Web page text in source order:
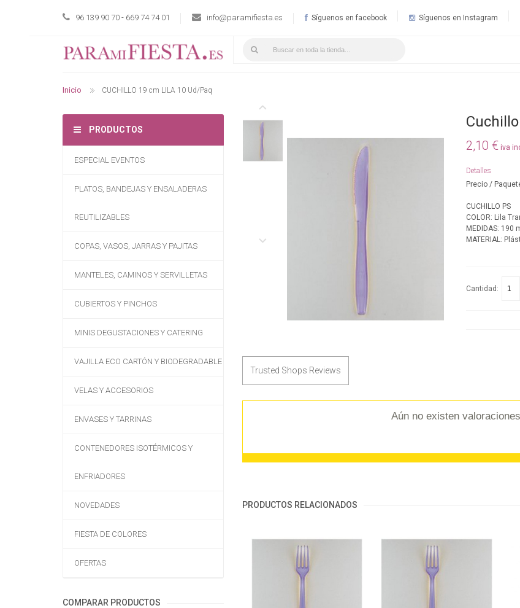
96 139 90 70 - 669 74 74 01 info@paramifiesta.es Síguenos en facebook Síguenos en Instagram
Inicio CUCHILLO 19 cm LILA 10 Ud/Paq
PRODUCTOS
ESPECIAL EVENTOS
PLATOS, BANDEJAS Y ENSALADERAS
REUTILIZABLES
COPAS, VASOS, JARRAS Y PAJITAS
MANTELES, CAMINOS Y SERVILLETAS
CUBIERTOS Y PINCHOS
MINIS DEGUSTACIONES Y CATERING
VAJILLA ECO CARTÓN Y BIODEGRADABLE
VELAS Y ACCESORIOS
ENVASES Y TARRINAS
CONTENEDORES ISOTÉRMICOS Y
ENFRIADORES
NOVEDADES
FIESTA DE COLORES
OFERTAS
COMPARAR PRODUCTOS
2,10 € iva
Detalles
Precio /
CUCHILLO PS
COLOR: Lila
MEDIDAS: 190
MATERIAL:
Cantidad:
Trusted Shops Reviews
Aún no existen
PRODUCTOS RELACIONADOS